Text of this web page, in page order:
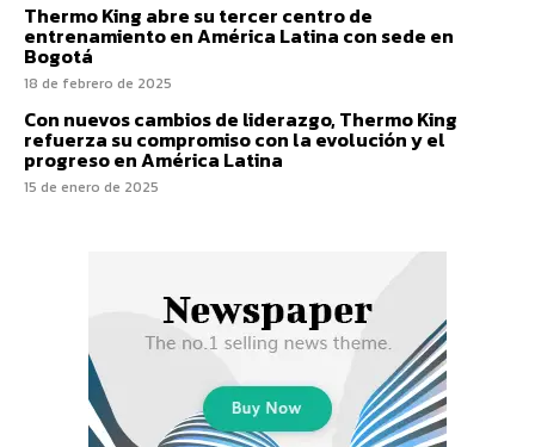
Thermo King abre su tercer centro de
entrenamiento en América Latina con sede en
Bogotá
18 de febrero de 2025
Con nuevos cambios de liderazgo, Thermo King
refuerza su compromiso con la evolución y el
progreso en América Latina
15 de enero de 2025